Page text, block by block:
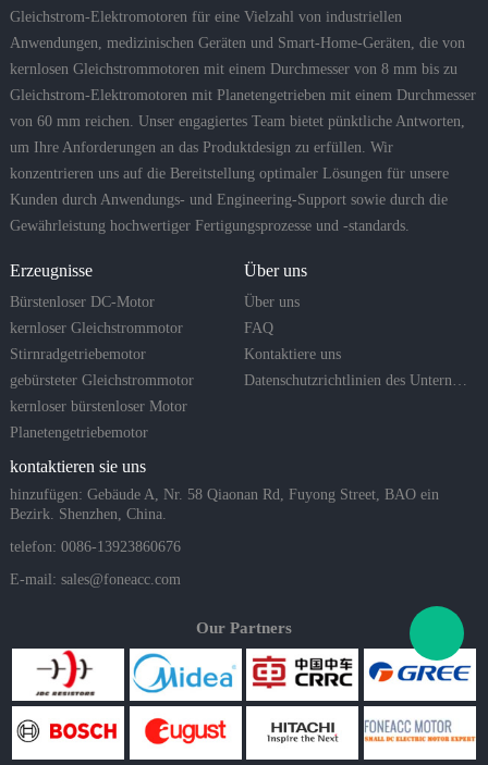
Gleichstrom-Elektromotoren für eine Vielzahl von industriellen
Anwendungen, medizinischen Geräten und Smart-Home-Geräten, die von
kernlosen Gleichstrommotoren mit einem Durchmesser von 8 mm bis zu
Gleichstrom-Elektromotoren mit Planetengetrieben mit einem Durchmesser
von 60 mm reichen. Unser engagiertes Team bietet pünktliche Antworten,
um Ihre Anforderungen an das Produktdesign zu erfüllen. Wir
konzentrieren uns auf die Bereitstellung optimaler Lösungen für unsere
Kunden durch Anwendungs- und Engineering-Support sowie durch die
Gewährleistung hochwertiger Fertigungsprozesse und -standards.
Erzeugnisse
Bürstenloser DC-Motor
kernloser Gleichstrommotor
Stirnradgetriebemotor
gebürsteter Gleichstrommotor
kernloser bürstenloser Motor
Planetengetriebemotor
Über uns
Über uns
FAQ
Kontaktiere uns
kontaktieren sie uns
hinzufügen: Gebäude A, Nr. 58 Qiaonan Rd, Fuyong Street, BAO ein
Bezirk. Shenzhen, China.
telefon: 0086-13923860676
E-mail: sales@foneacc.com
Our Partners